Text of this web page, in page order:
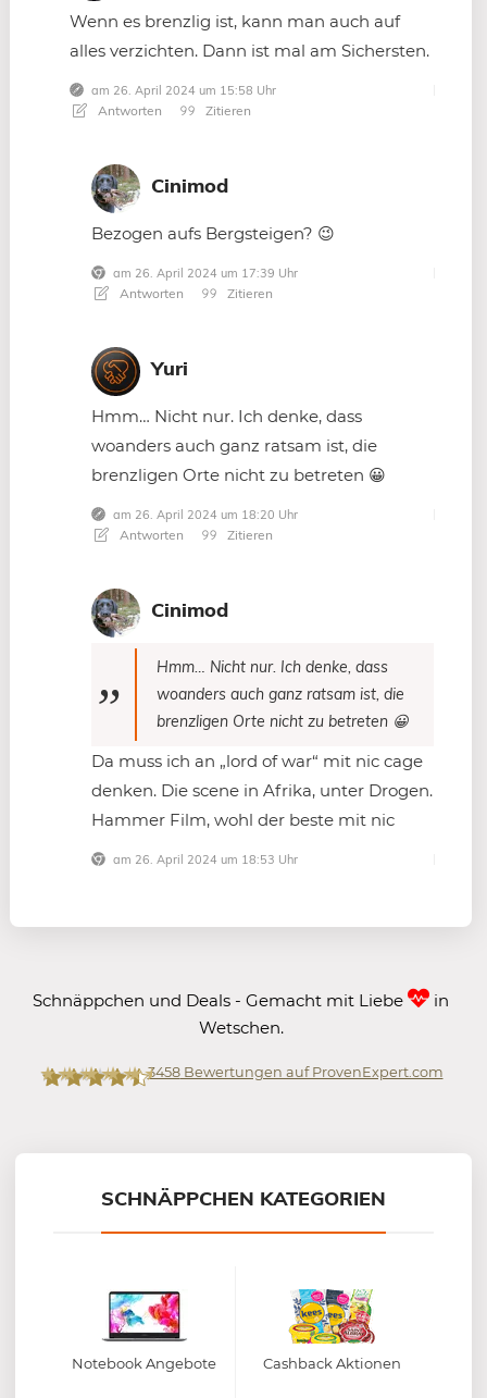
Wenn es brenzlig ist, kann man auch auf
alles verzichten. Dann ist mal am Sichersten.
am 26. April 2024 um 15:58 Uhr
Antworten Zitieren
Cinimod
Bezogen aufs Bergsteigen? 😉
am 26. April 2024 um 17:39 Uhr
Antworten Zitieren
Yuri
Hmm… Nicht nur. Ich denke, dass
woanders auch ganz ratsam ist, die
brenzligen Orte nicht zu betreten 😀
am 26. April 2024 um 18:20 Uhr
Antworten Zitieren
Cinimod
Hmm… Nicht nur. Ich denke, dass
woanders auch ganz ratsam ist, die
brenzligen Orte nicht zu betreten 😀
Da muss ich an „lord of war“ mit nic cage
denken. Die scene in Afrika, unter Drogen.
Hammer Film, wohl der beste mit nic
am 26. April 2024 um 18:53 Uhr
Schnäppchen und Deals - Gemacht mit Liebe
in
Wetschen.
3458Bewertungen auf ProvenExpert.com
SCHNÄPPCHEN KATEGORIEN
Notebook Angebote Cashback Aktionen